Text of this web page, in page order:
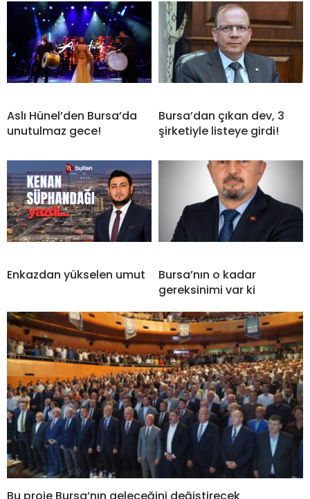
Aslı Hünel’den Bursa’da
unutulmaz gece!
Bursa’dan çıkan dev, 3
şirketiyle listeye girdi!
Enkazdan yükselen umut
Bursa’nın o kadar
gereksinimi var ki
Bu proje Bursa’nın geleceğini değiştirecek